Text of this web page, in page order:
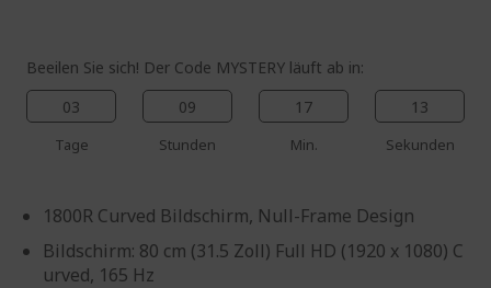
Beeilen Sie sich! Der Code MYSTERY läuft ab in:
03
Tage
09
Stunden
17
Min.
13
Sekunden
1800R Curved Bildschirm, Null-Frame Design
Bildschirm: 80 cm (31.5 Zoll) Full HD (1920 x 1080) C
urved, 165 Hz